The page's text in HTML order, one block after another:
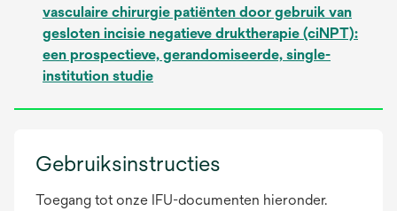
vasculaire chirurgie patiënten door gebruik van
gesloten incisie negatieve druktherapie (ciNPT):
een prospectieve, gerandomiseerde, single-
institution studie
Gebruiksinstructies
Toegang tot onze IFU-documenten hieronder.